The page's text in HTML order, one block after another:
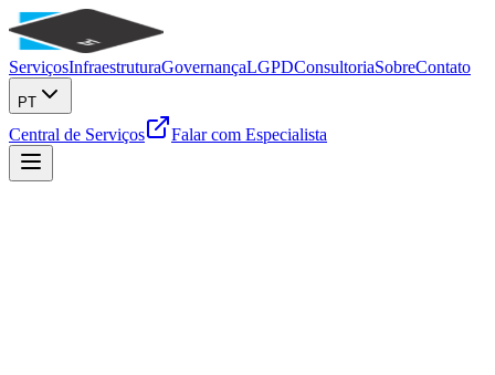
ServiçosInfraestruturaGovernançaLGPDConsultoriaSobreContato
PT
Central de Serviços Falar com Especialista